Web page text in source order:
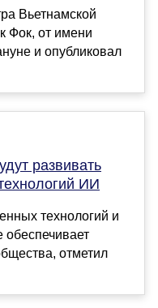
Вьетнамской
Фок, от имени
и опубликовал
развивать
ИИ
технологий и
обеспечивает
отметил